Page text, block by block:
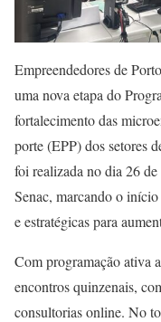
Empreendedores de
uma nova etapa do
fortalecimento das
porte (EPP) dos setores
foi realizada no dia 26
Senac, marcando o
e estratégicas para
Com programação ativa
encontros quinzenais,
consultorias online. No